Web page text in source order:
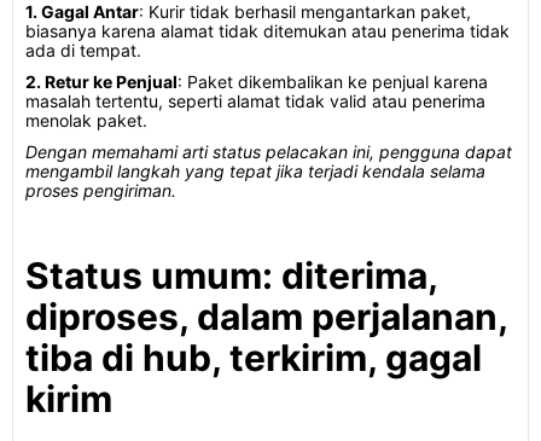
1. Gagal Antar: Kurir tidak berhasil mengantarkan paket,
biasanya karena alamat tidak ditemukan atau penerima tidak
ada di tempat.
2. Retur ke Penjual: Paket dikembalikan ke penjual karena
masalah tertentu, seperti alamat tidak valid atau penerima
menolak paket.
Dengan memahami arti status pelacakan ini, pengguna dapat
mengambil langkah yang tepat jika terjadi kendala selama
proses pengiriman.
Status umum: diterima,
diproses, dalam perjalanan,
tiba di hub, terkirim, gagal
kirim